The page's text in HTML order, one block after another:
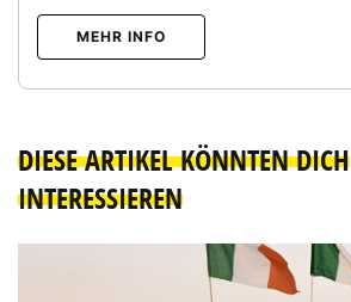
MEHR INFO
DIESE ARTIKEL KÖNNTEN DICH
INTERESSIEREN